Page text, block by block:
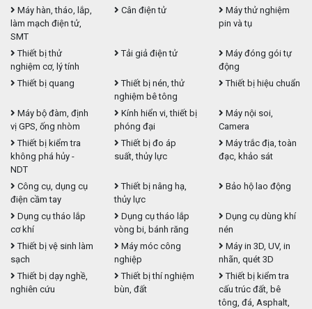
Máy hàn, tháo, lắp,
làm mạch điện tử,
SMT
Cân điện tử
Máy thử nghiệm
pin và tụ
Thiết bị thử
nghiệm cơ, lý tính
Tải giả điện tử
Máy đóng gói tự
động
Thiết bị quang
Thiết bị nén, thử
nghiệm bê tông
Thiết bị hiệu chuẩn
Máy bộ đàm, định
vị GPS, ống nhòm
Kính hiển vi, thiết bị
phóng đại
Máy nội soi,
Camera
Thiết bị kiểm tra
không phá hủy -
NDT
Thiết bị đo áp
suất, thủy lực
Máy trắc địa, toàn
đạc, khảo sát
Công cụ, dụng cụ
điện cầm tay
Thiết bị nâng hạ,
thủy lực
Bảo hộ lao động
Dụng cụ tháo lắp
cơ khí
Dụng cụ tháo lắp
vòng bi, bánh răng
Dụng cụ dùng khí
nén
Thiết bị vệ sinh làm
sạch
Máy móc công
nghiệp
Máy in 3D, UV, in
nhãn, quét 3D
Thiết bị dạy nghề,
nghiên cứu
Thiết bị thí nghiệm
bùn, đất
Thiết bị kiểm tra
cấu trúc đất, bê
tông, đá, Asphalt,